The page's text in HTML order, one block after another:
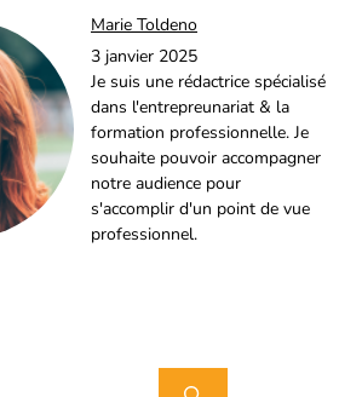
Marie Toldeno
3 janvier 2025
Je suis une rédactrice spécialisé
dans l'entrepreunariat & la
formation professionnelle. Je
souhaite pouvoir accompagner
notre audience pour
s'accomplir d'un point de vue
professionnel.